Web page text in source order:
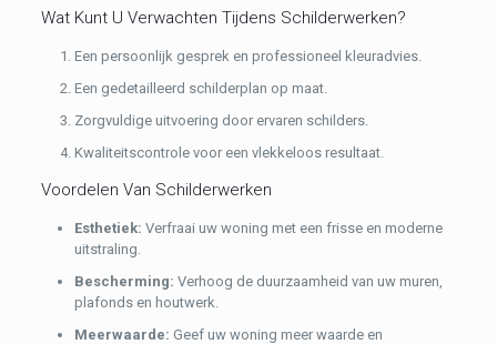
Wat Kunt U Verwachten Tijdens Schilderwerken?
Een persoonlijk gesprek en professioneel kleuradvies.
Een gedetailleerd schilderplan op maat.
Zorgvuldige uitvoering door ervaren schilders.
Kwaliteitscontrole voor een vlekkeloos resultaat.
Voordelen Van Schilderwerken
Esthetiek: Verfraai uw woning met een frisse en moderne
uitstraling.
Bescherming: Verhoog de duurzaamheid van uw muren,
plafonds en houtwerk.
Meerwaarde: Geef uw woning meer waarde en